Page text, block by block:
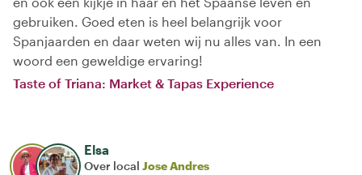
gebruiken. Goed eten is heel belangrijk voor
Spanjaarden en daar weten wij nu alles van. In een
woord een geweldige ervaring!
Taste of Triana: Market & Tapas Experience
Elsa
Over local Jose Andres